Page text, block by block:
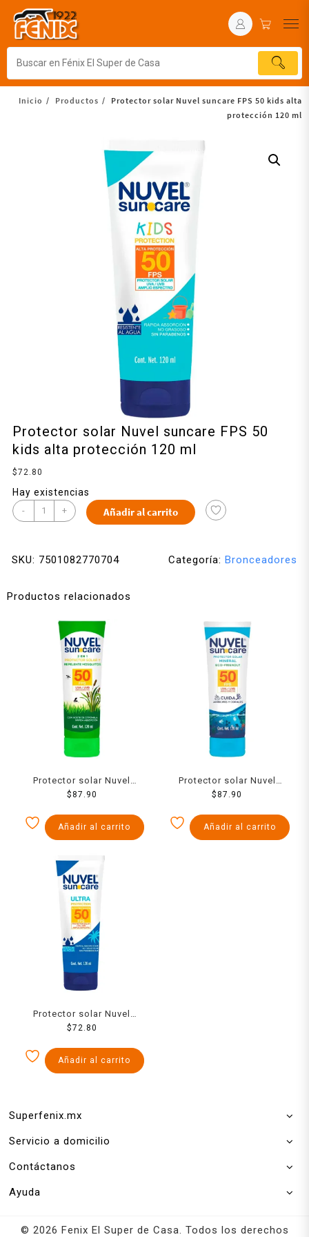
Inicio Productos
Protector solar Nuvel suncare FPS 50 kids alta
protección 120 ml
Protector solar Nuvel suncare FPS 50
kids alta protección 120 ml
$72.80
Hay existencias
- + Añadir al carrito
SKU: 7501082770704 Categoría: Bronceadores
Productos relacionados
Protector solar Nuvel
suncare FPS 50 repelente
$ 87.90
Añadir al carrito
Protector solar Nuvel
suncare FPS 50 mineral
corales 120 ml
$ 87.90
Añadir al carrito
Protector solar Nuvel
suncare FPS 50 ultra
$72.80
Añadir al carrito
Superfenix.mx
Servicio a domicilio
Contáctanos
Ayuda
© 2026 Fenix El Super de Casa. Todos los derechos